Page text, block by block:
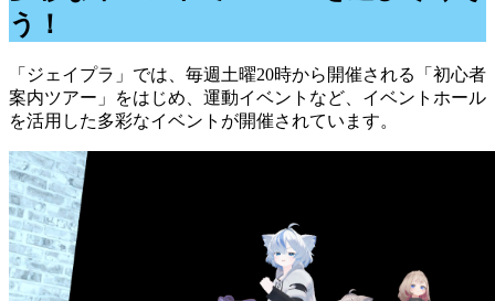
う！
「ジェイプラ」では、毎週土曜20時から開催される「初心者
案内ツアー」をはじめ、運動イベントなど、イベントホール
を活用した多彩なイベントが開催されています。